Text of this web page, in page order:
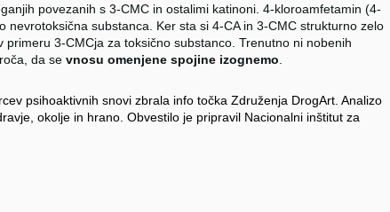
povezanih s 3-CMC in ostalimi katinoni. 4-kloroamfetamin (4-
nevrotoksična substanca. Ker sta si 4-CA in 3-CMC strukturno zelo
3-CMCja za toksično substanco. Trenutno ni nobenih
da se vnosu omenjene spojine izognemo.
psihoaktivnih snovi zbrala info točka Združenja DrogArt. Analizo
okolje in hrano. Obvestilo je pripravil Nacionalni inštitut za